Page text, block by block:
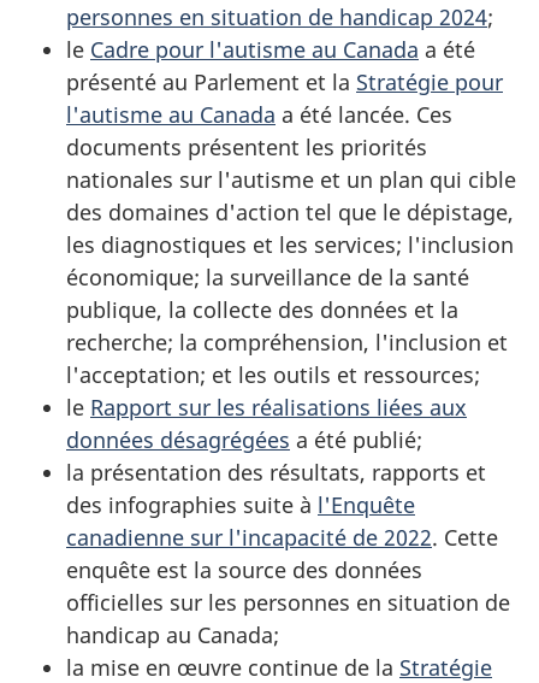
personnes en situation de handicap 2024;
le Cadre pour l'autisme au Canada a été
présenté au Parlement et la Stratégie pour
l'autisme au Canada a été lancée. Ces
documents présentent les priorités
nationales sur l'autisme et un plan qui cible
des domaines d'action tel que le dépistage,
les diagnostiques et les services; l'inclusion
économique; la surveillance de la santé
publique, la collecte des données et la
recherche; la compréhension, l'inclusion et
l'acceptation; et les outils et ressources;
le Rapport sur les réalisations liées aux
données désagrégées a été publié;
la présentation des résultats, rapports et
des infographies suite à l'Enquête
canadienne sur l'incapacité de 2022. Cette
enquête est la source des données
officielles sur les personnes en situation de
handicap au Canada;
la mise en œuvre continue de la Stratégie